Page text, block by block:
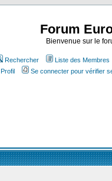
Forum
Bienvenue sur le
Rechercher Liste des Membres
Profil
Se connecter pour vérifier